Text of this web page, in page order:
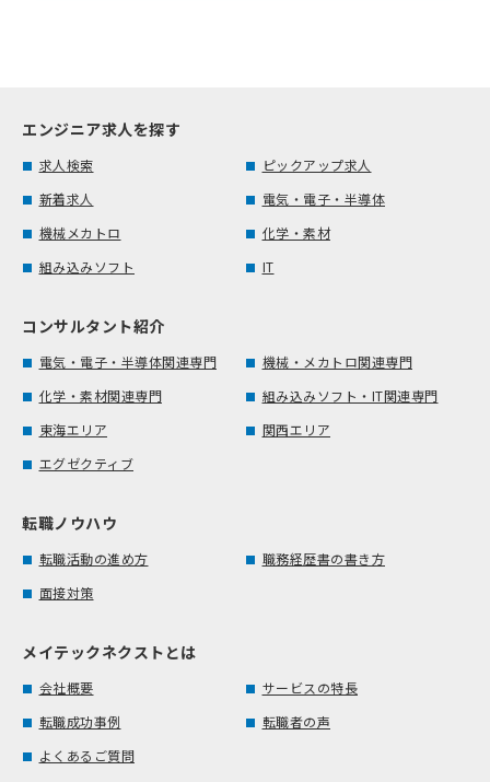
エンジニア求人を探す
求人検索
ピックアップ求人
新着求人
電気・電子・半導体
機械メカトロ
化学・素材
組み込みソフト
IT
コンサルタント紹介
電気・電子・半導体関連専門
機械・メカトロ関連専門
化学・素材関連専門
組み込みソフト・IT関連専門
東海エリア
関西エリア
エグゼクティブ
転職ノウハウ
転職活動の進め方
職務経歴書の書き方
面接対策
メイテックネクストとは
会社概要
サービスの特長
転職成功事例
転職者の声
よくあるご質問